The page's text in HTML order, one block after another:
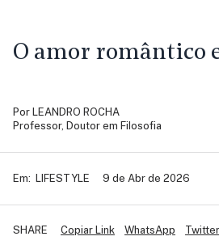
O amor romântico
Por LEANDRO ROCHA
Professor, Doutor em Filosofia
Em: LIFESTYLE 9 de Abr de 2026
Copiar Link WhatsApp Twitter
SHARE